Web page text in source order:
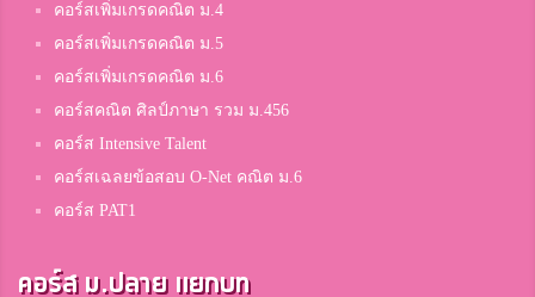
สมาชิก Dektalent.com
ธีรวัฒน์ คับ
สมาชิก Dektalent.com
คอร์สเพิ่มเกรดคณิต ม.4
คอร์สเพิ่มเกรดคณิต ม.5
คอร์สเพิ่มเกรดคณิต ม.6
คอร์สคณิต ศิลป์ภาษา รวม ม.456
คอร์ส Intensive Talent
คอร์สเฉลยข้อสอบ O-Net คณิต ม.6
คอร์ส PAT1
คอร์ส ม.ปลาย แยกบท